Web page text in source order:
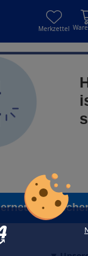
Merkzettel
erneut